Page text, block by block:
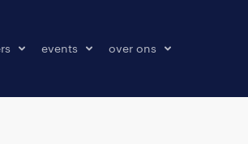
events over ons